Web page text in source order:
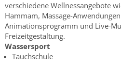
verschiedene Wellnessangebote
Hammam, Massage-
Animationsprogramm und Live-
Freizeitgestaltung.
Wassersport
Tauchschule